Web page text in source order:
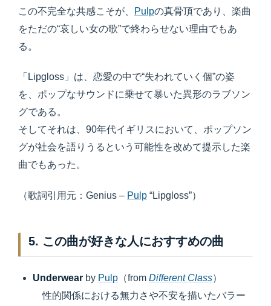
この不完全な共感こそが、
Pulpの真骨頂であり、楽曲
をただの“哀しい女の歌”で終わらせない理由でもあ
る。
「Lipgloss」は、恋愛の中で“失われていく個”の姿
を、ポップなサウンドに乗せて暴いた異形のラブソン
グである。
そしてそれは、90年代イギリスにおいて、ポップソン
グが社会を語りうるという可能性を改めて提示した楽
曲でもあった。
（歌詞引用元：Genius – Pulp “Lipgloss”）
5. この曲が好きな人におすすめの曲
Underwear by Pulp （fromDifferent Class）
性的関係における無力さや不安を描いたバラー